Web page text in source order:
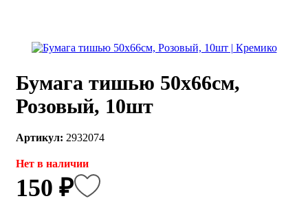
106
256-54-
Бумага тишью 50х66см,
Розовый, 10шт
Артикул: 2932074
Нет в наличии
150 ₽